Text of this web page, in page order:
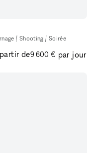
/ Shooting / Soirée
de9 600 € par jour